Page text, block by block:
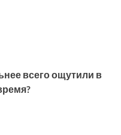
всего ощутили в